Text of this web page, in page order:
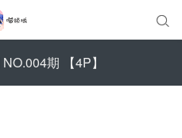

期 【4P】